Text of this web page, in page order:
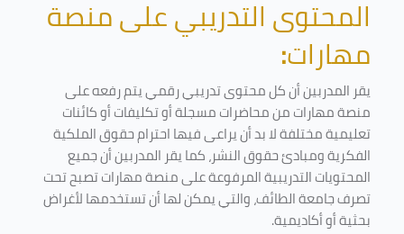
المحتوى التدريبي على منصة
مهارات:
يقر المدربين أن كل محتوى تدريبي رقمي يتم رفعه على
منصة مهارات من محاضرات مسجلة أو تكليفات أو كائنات
تعليمية مختلفة لا بد أن يراعى فيها احترام حقوق الملكية
الفكرية ومبادئ حقوق النشر، كما يقر المدربين أن جميع
المحتويات التدريبية المرفوعة على منصة مهارات تصبح تحت
تصرف جامعة الطائف، والتي يمكن لها أن تستخدمها لأغراض
بحثية أو أكاديمية.